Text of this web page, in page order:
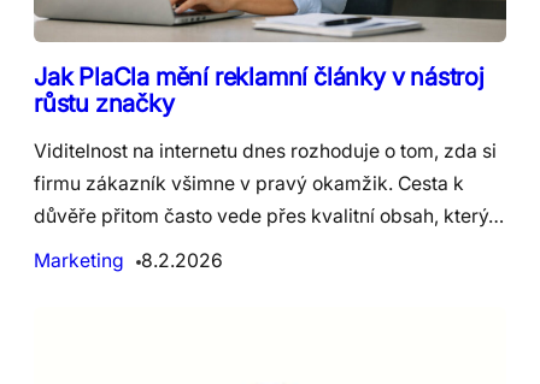
Jak PlaCla mění reklamní články v nástroj
růstu značky
Viditelnost na internetu dnes rozhoduje o tom, zda si
firmu zákazník všimne v pravý okamžik. Cesta k
důvěře přitom často vede přes kvalitní obsah, který…
Marketing
8.2.2026